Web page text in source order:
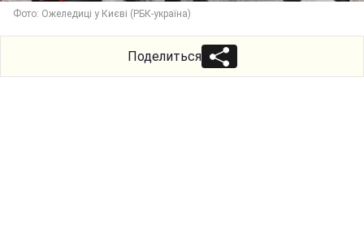
Фото: Ожеледиці у Києві (РБК-україна)
Поделиться